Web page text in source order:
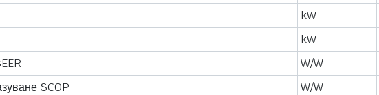
kW
kW
W/W
SCOP
W/W